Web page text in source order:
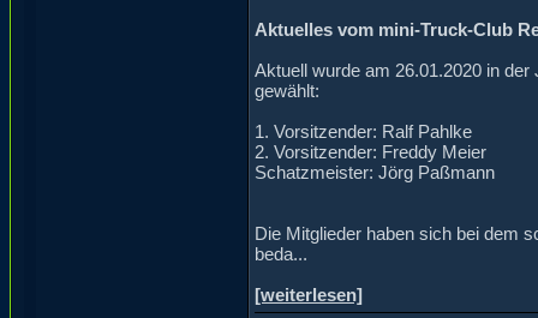
Aktuelles vom mini-Truck-Club
Aktuell wurde am 26.01.2020 in
gewählt:
1. Vorsitzender: Ralf Pahlke
2. Vorsitzender: Freddy Meier
Schatzmeister: Jörg Paßmann
Die Mitglieder haben sich bei dem
beda...
[weiterlesen]